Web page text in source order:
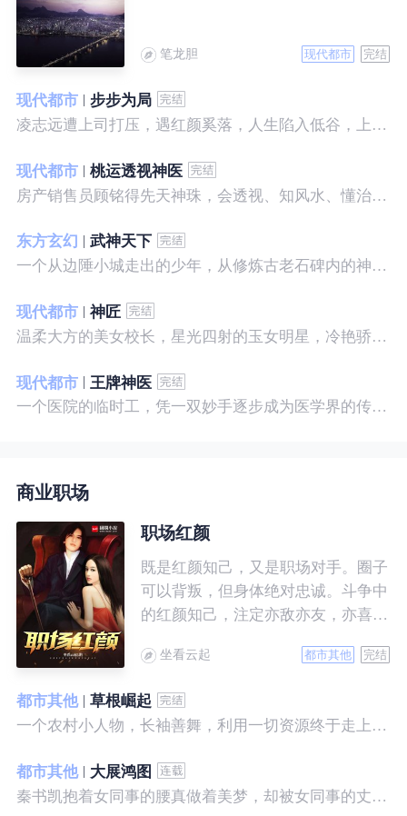
笔龙胆 现代都市 完结
现代都市
步步为局
凌志远遭上司打压，遇红颜奚落，人生陷入低谷，上帝在关上一扇门的同时，势必会留下一扇窗，面对稍纵即逝的机会，他果断出手了……
现代都市
桃运透视神医
房产销售员顾铭得先天神珠，会透视、知风水、懂治病、有神通，开始逆袭人生。
东方玄幻
武神天下
一个从边陲小城走出的少年，从修炼古老石碑内的神秘一式开始，一路高歌狂飙，打造一片属于自己的天下……
现代都市
神匠
温柔大方的美女校长，星光四射的玉女明星，冷艳骄傲的美女特工，一个二个，全都跑来，撒娇撒赖的要他做她们的私房保镖，这是为什么呢？
现代都市
王牌神医
一个医院的临时工，凭一双妙手逐步成为医学界的传奇！ 一个社会底层的小人物，靠一腔热血成为人世间的枭王！ 当佛已经无能为力，便由我来普渡众生——杨风。
商业职场
职场红颜
既是红颜知己，又是职场对手。圈子
可以背叛，但身体绝对忠诚。斗争中
的红颜知己，注定亦敌亦友，亦喜亦
坐看云起 都市其他 完结
都市其他
草根崛起
一个农村小人物，长袖善舞，利用一切资源终于走上人生巅峰
都市其他
大展鸿图
秦书凯抱着女同事的腰真做着美梦，却被女同事的丈夫发现，解释说是正常工作......被打击报复，得到漂亮女邻居的帮助，从此不断高升……